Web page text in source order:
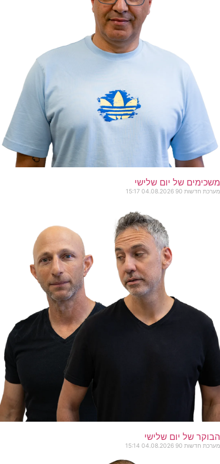
משכימים של יום שלישי
מערכת חדשות 90 04.08.2026
15:17
הבוקר של יום שלישי
מערכת חדשות 90 04.08.2026
15:14